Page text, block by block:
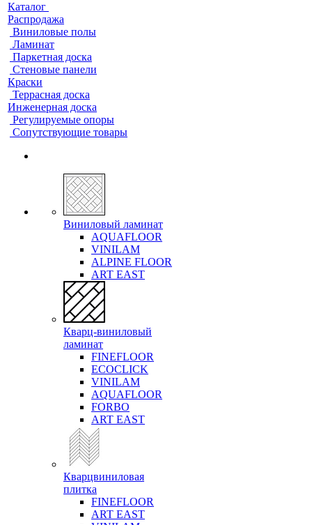
Каталог
Распродажа
Виниловые полы
Ламинат
Паркетная доска
Стеновые панели
Краски
Террасная доска
Инженерная доска
Регулируемые опоры
Сопутствующие товары
Виниловый ламинат
AQUAFLOOR
VINILAM
ALPINE FLOOR
ART EAST
Кварц-виниловый
ламинат
FINEFLOOR
ECOCLICK
VINILAM
AQUAFLOOR
FORBO
ART EAST
Кварцвиниловая
плитка
FINEFLOOR
ART EAST